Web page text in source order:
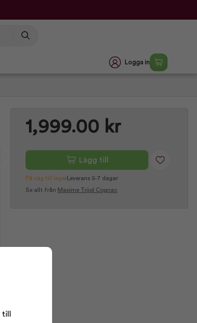
Logga in
1,999.00 kr
Lägg till
På väg till lager Leverans 5-7 dagar
Se allt från Maxime Trijol Cognac